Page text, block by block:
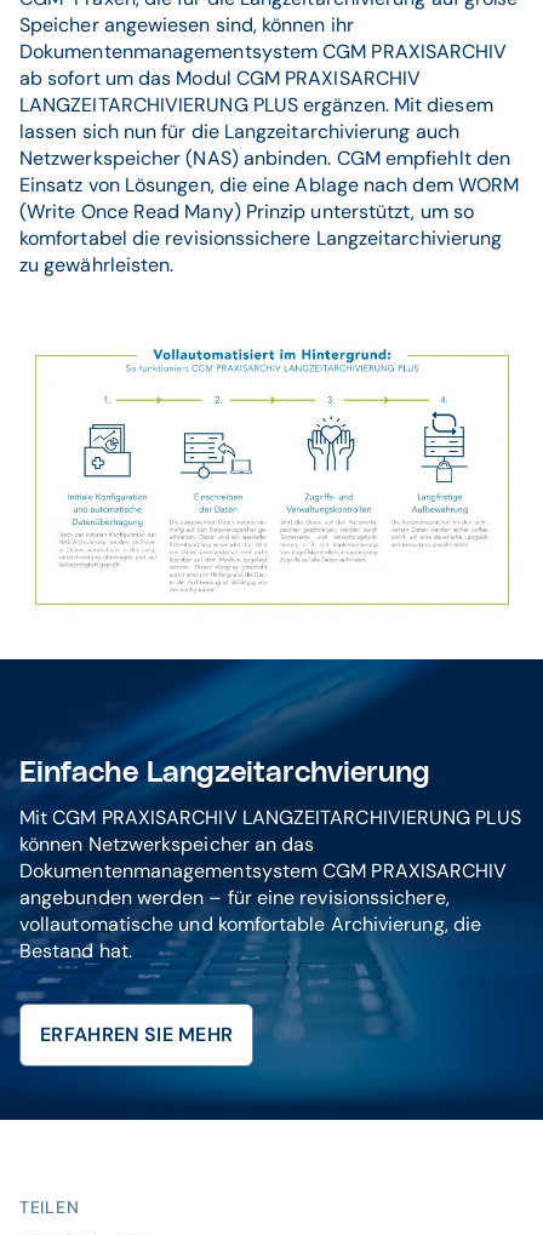
TEILEN
Speicher angewiesen sind, können ihr
Dokumentenmanagementsystem CGM PRAXISARCHIV
ab sofort um das Modul CGM PRAXISARCHIV
LANGZEITARCHIVIERUNG PLUS ergänzen. Mit diesem
lassen sich nun für die Langzeitarchivierung auch
Netzwerkspeicher (NAS) anbinden. CGM empfiehlt den
Einsatz von Lösungen, die eine Ablage nach dem WORM
(Write Once Read Many) Prinzip unterstützt, um so
komfortabel die revisionssichere Langzeitarchivierung
zu gewährleisten.
Einfache Langzeitarchvierung
Mit CGM PRAXISARCHIV LANGZEITARCHIVIERUNG PLUS
können Netzwerkspeicher an das
Dokumentenmanagementsystem CGM PRAXISARCHIV
angebunden werden – für eine revisionssichere,
vollautomatische und komfortable Archivierung, die
Bestand hat.
ERFAHREN SIE MEHR